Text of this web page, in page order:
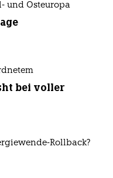
und Osteuropa
bei voller
Rollback?